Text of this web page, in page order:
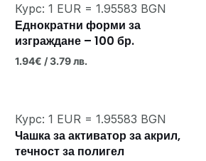
Курс: 1 EUR = 1.95583 BGN
Еднократни форми за
изграждане – 100 бр.
1.94€ / 3.79 лв.
Курс: 1 EUR = 1.95583 BGN
Чашка за активатор за акрил,
течност за полигел